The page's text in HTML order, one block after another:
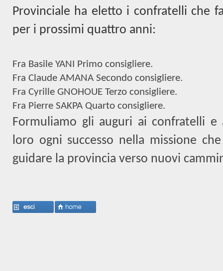
Provinciale ha eletto i confratelli che
per i prossimi quattro anni:
Fra Basile YANI Primo consigliere.
Fra Claude AMANA Secondo consigliere.
Fra Cyrille GNOHOUE Terzo consigliere.
Fra Pierre SAKPA Quarto consigliere.
Formuliamo gli auguri ai confratelli e
loro ogni successo nella missione
guidare la provincia verso nuovi